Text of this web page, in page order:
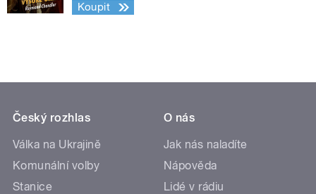
Koupit
Český rozhlas
Válka na Ukrajině
Komunální volby
Stanice
O nás
Jak nás naladíte
Nápověda
Lidé v rádiu